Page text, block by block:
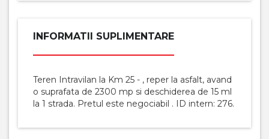
INFORMATII SUPLIMENTARE
Teren Intravilan la Km 25 - , reper la asfalt, avand
o suprafata de 2300 mp si deschiderea de 15 ml
la 1 strada. Pretul este negociabil . ID intern: 276.